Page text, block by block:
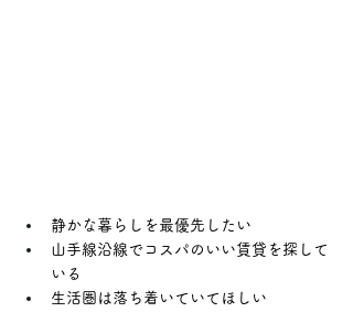
静かな暮らしを最優先したい
山手線沿線でコスパのいい賃貸を探して
いる
生活圏は落ち着いていてほしい